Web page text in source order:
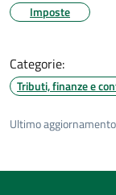
Imposte
Categorie:
Tributi, finanze e
Ultimo